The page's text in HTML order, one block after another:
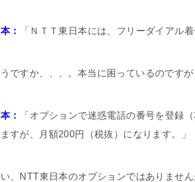
： 「ＮＴＴ東日本には、フリーダイアル
うですか、、、。本当に困っているのです
：
「オプションで迷惑電話の番号を登録
すが、月額200円（税抜）になります。」
い、NTT東日本のオプションではありませ